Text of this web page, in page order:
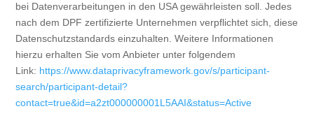
bei Datenverarbeitungen in den USA gewährleisten soll. Jedes
nach dem DPF zertifizierte Unternehmen verpflichtet sich, diese
Datenschutzstandards einzuhalten. Weitere Informationen
hierzu erhalten Sie vom Anbieter unter folgendem
Link: https://www.dataprivacyframework.gov/s/participant-
search/participant-detail?
contact=true&id=a2zt000000001L5AAI&status=Active